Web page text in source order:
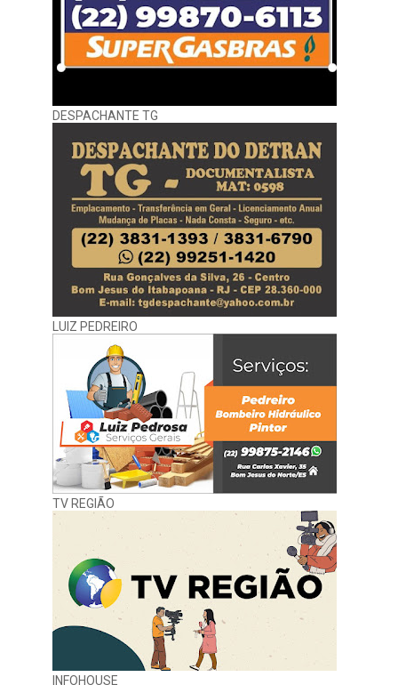
DESPACHANTE TG
LUIZ PEDREIRO
TV REGIÃO
INFOHOUSE